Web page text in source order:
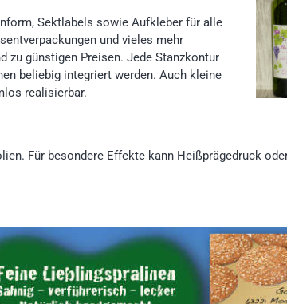
Sektlabels sowie Aufkleber für alle
und vieles mehr
zu günstigen Preisen. Jede Stanzkontur
beliebig integriert werden. Auch kleine
realisierbar.
Für besondere Effekte kann Heißprägedruck